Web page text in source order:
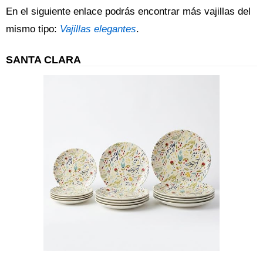
En el siguiente enlace podrás encontrar más vajillas del
mismo tipo: Vajillas elegantes.
SANTA CLARA